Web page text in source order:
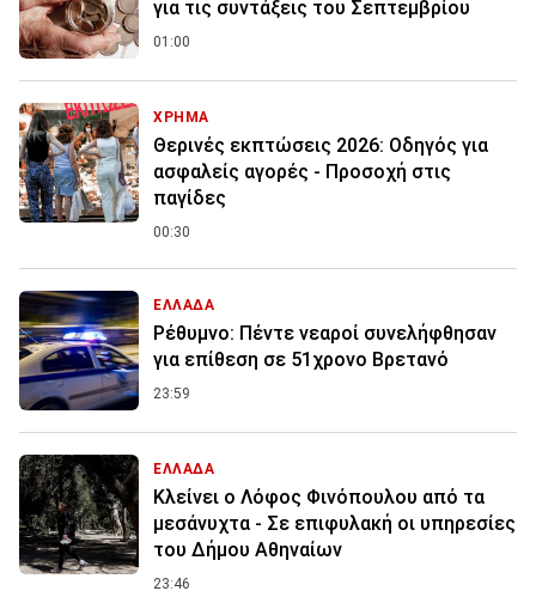
για τις συντάξεις του Σεπτεμβρίου
01:00
ΧΡΗΜΑ
Θερινές εκπτώσεις 2026: Οδηγός για
ασφαλείς αγορές - Προσοχή στις
παγίδες
00:30
ΕΛΛΑΔΑ
Ρέθυμνο: Πέντε νεαροί συνελήφθησαν
για επίθεση σε 51χρονο Βρετανό
23:59
ΕΛΛΑΔΑ
Κλείνει ο Λόφος Φινόπουλου από τα
μεσάνυχτα - Σε επιφυλακή οι υπηρεσίες
του Δήμου Αθηναίων
23:46